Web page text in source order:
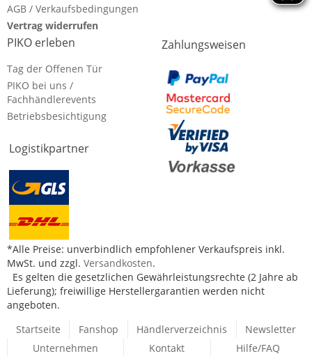
AGB / Verkaufsbedingungen
Vertrag widerrufen
PIKO erleben
Tag der Offenen Tür
PIKO bei uns /
Fachhändlerevents
Betriebsbesichtigung
Logistikpartner
Zahlungsweisen
*Alle Preise: unverbindlich empfohlener Verkaufspreis inkl.
MwSt. und zzgl. Versandkosten.
Es gelten die gesetzlichen Gewährleistungsrechte (2 Jahre ab
Lieferung); freiwillige Herstellergarantien werden nicht
angeboten.
Startseite
Fanshop Händlerverzeichnis
Newsletter
Unternehmen
Kontakt Hilfe/FAQ